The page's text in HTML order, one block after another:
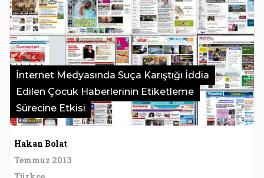
İnternet Medyasında Suça Karıştığı İddia
Edilen Çocuk Haberlerinin Etiketleme
Sürecine Etkisi
Hakan Bolat
Temmuz 2013